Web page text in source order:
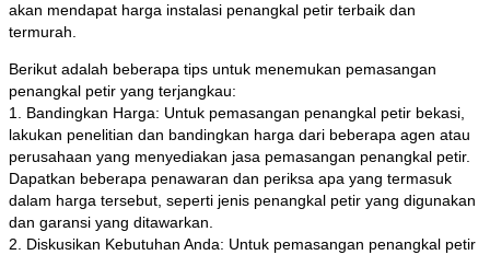
akan mendapat harga instalasi penangkal petir terbaik dan
termurah.
Berikut adalah beberapa tips untuk menemukan pemasangan
penangkal petir yang terjangkau:
1. Bandingkan Harga: Untuk pemasangan penangkal petir bekasi,
lakukan penelitian dan bandingkan harga dari beberapa agen atau
perusahaan yang menyediakan jasa pemasangan penangkal petir.
Dapatkan beberapa penawaran dan periksa apa yang termasuk
dalam harga tersebut, seperti jenis penangkal petir yang digunakan
dan garansi yang ditawarkan.
2. Diskusikan Kebutuhan Anda: Untuk pemasangan penangkal petir